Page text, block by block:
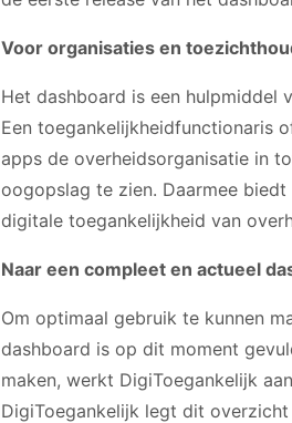
Voor organisaties en
Het dashboard is een hulpmiddel
Een toegankelijkheidfunctionaris
apps de overheidsorganisatie in
oogopslag te zien. Daarmee
digitale toegankelijkheid van
Naar een compleet en actueel
Om optimaal gebruik te kunnen
dashboard is op dit moment
maken, werkt DigiToegankelijk
DigiToegankelijk legt dit